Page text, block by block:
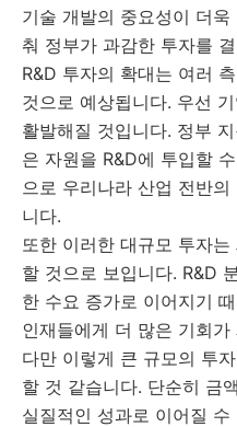
기술 개발의 중요성이 더
춰 정부가 과감한 투자를
R&D 투자의 확대는 여러
것으로 예상됩니다. 우선
활발해질 것입니다. 정부
은 자원을 R&D에 투입할
으로 우리나라 산업 전반
니다.
또한 이러한 대규모 투자
할 것으로 보입니다. R&D
한 수요 증가로 이어지기
인재들에게 더 많은 기회
다만 이렇게 큰 규모의 투
할 것 같습니다. 단순히 금
실질적인 성과로 이어질